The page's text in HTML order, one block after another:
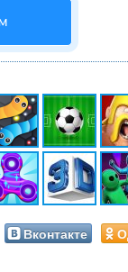
Вконтакте